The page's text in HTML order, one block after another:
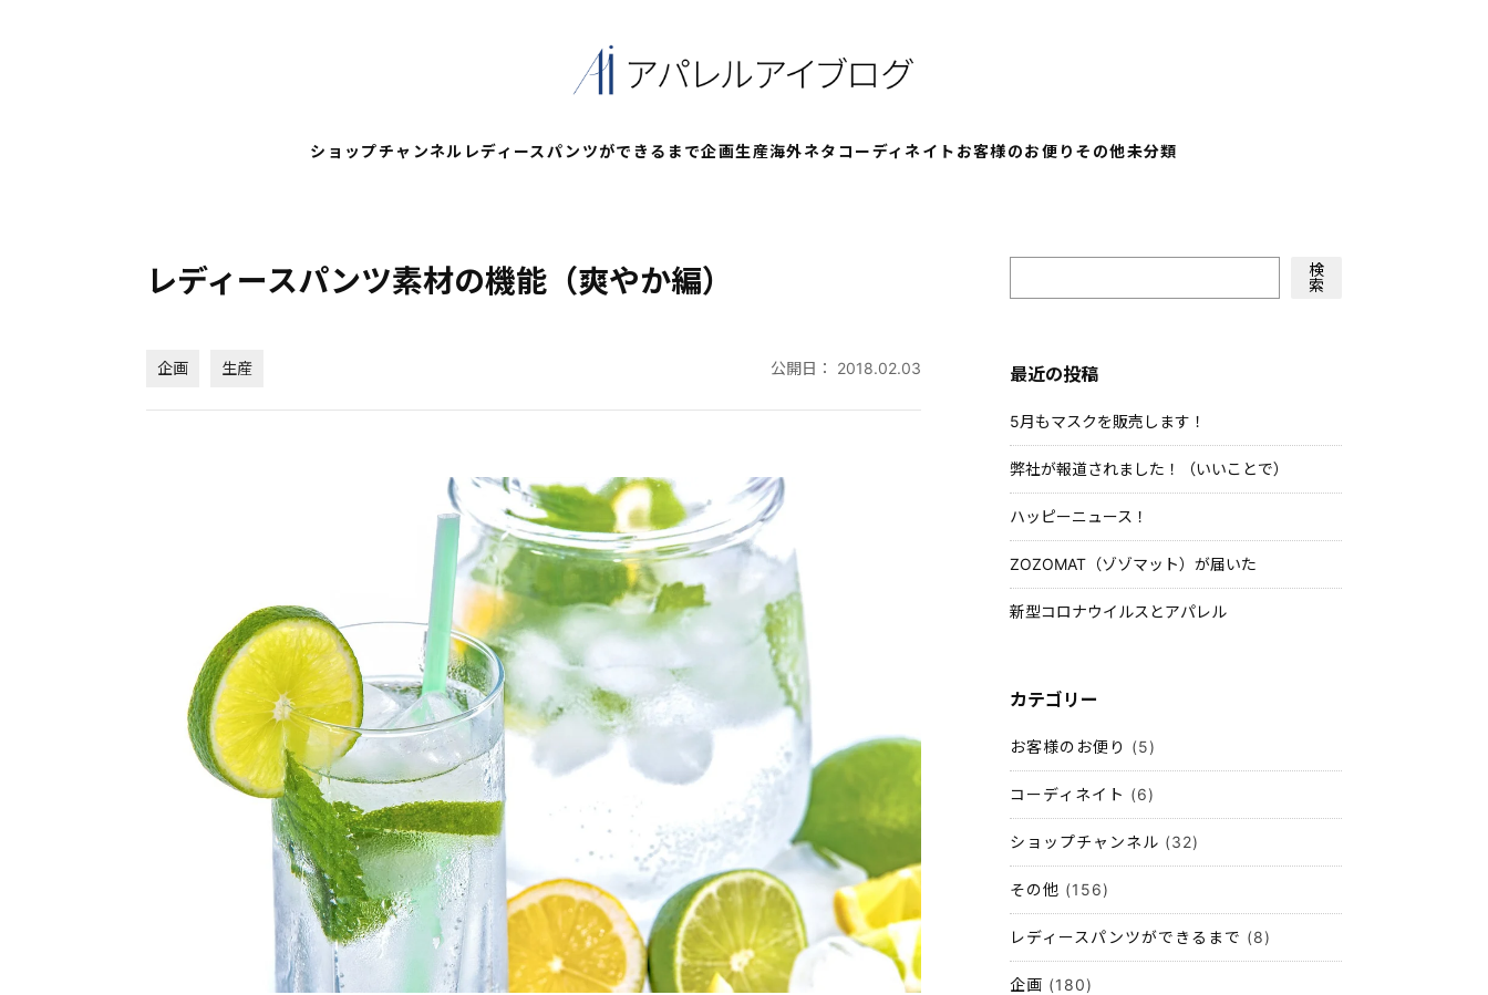
ショップチャンネル レディースパンツができるまで企画生産海外ネタ コーディネイト お客様のお便り その他未分類
レディースパンツ素材の機能（爽やか編）
企画 生産 公開日： 2018.02.03
検
索
最近の投稿
5月もマスクを販売します！
弊社が報道されました！（いいことで）
ハッピーニュース！
ZOZOMAT（ゾゾマット）が届いた
新型コロナウイルスとアパレル
カテゴリー
お客様のお便り (5)
コーディネイト (6)
ショップチャンネル (32)
その他 (156)
レディースパンツができるまで (8)
企画 (180)